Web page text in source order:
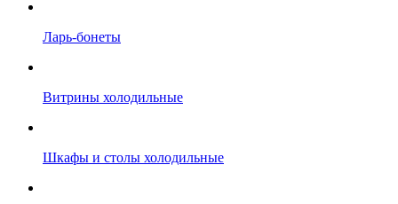
Ларь-бонеты
Витрины холодильные
Шкафы и столы холодильные